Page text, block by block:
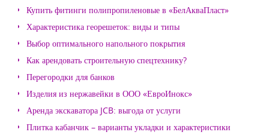
Купить фитинги полипропиленовые в «БелАкваПласт»
Характеристика георешеток: виды и типы
Выбор оптимального напольного покрытия
Как арендовать строительную спецтехнику?
Перегородки для банков
Изделия из нержавейки в ООО «ЕвроИнокс»
Аренда экскаватора JCB: выгода от услуги
Плитка кабанчик – варианты укладки и характеристики